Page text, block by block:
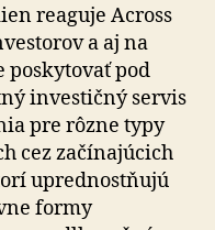
reaguje Across
a aj na
poskytovať pod
investičný servis
pre rôzne typy
cez začínajúcich
uprednostňujú
formy